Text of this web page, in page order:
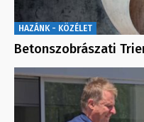
HAZÁNK - KÖZÉLET
Betonszobrászati